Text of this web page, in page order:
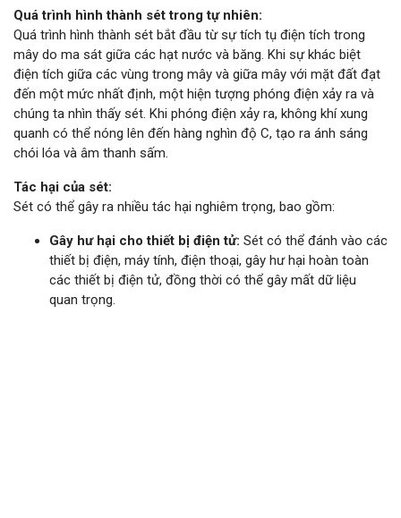
Quá trình hình thành sét trong tự nhiên:
Quá trình hình thành sét bắt đầu từ sự tích tụ điện tích trong
mây do ma sát giữa các hạt nước và băng. Khi sự khác biệt
điện tích giữa các vùng trong mây và giữa mây với mặt đất đạt
đến một mức nhất định, một hiện tượng phóng điện xảy ra và
chúng ta nhìn thấy sét. Khi phóng điện xảy ra, không khí xung
quanh có thể nóng lên đến hàng nghìn độ C, tạo ra ánh sáng
chói lóa và âm thanh sấm.
Tác hại của sét:
Sét có thể gây ra nhiều tác hại nghiêm trọng, bao gồm:
Gây hư hại cho thiết bị điện tử: Sét có thể đánh vào các
thiết bị điện, máy tính, điện thoại, gây hư hại hoàn toàn
các thiết bị điện tử, đồng thời có thể gây mất dữ liệu
quan trọng.